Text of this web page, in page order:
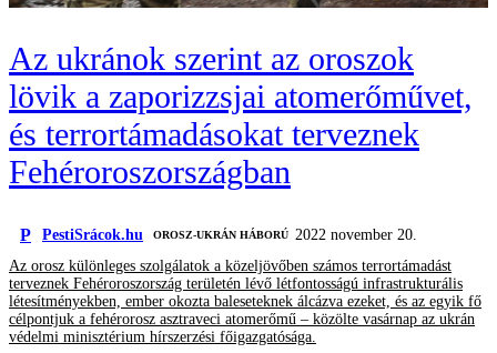
Az ukránok szerint az oroszok
lövik a zaporizzsjai atomerőművet,
és terrortámadásokat terveznek
Fehéroroszországban
P PestiSrácok.hu ‎ OROSZ-UKRÁN HÁBORÚ 2022 november 20.
Az orosz különleges szolgálatok a közeljövőben számos terrortámadást
terveznek Fehéroroszország területén lévő létfontosságú infrastrukturális
létesítményekben, ember okozta baleseteknek álcázva ezeket, és az egyik fő
célpontjuk a fehérorosz asztraveci atomerőmű – közölte vasárnap az ukrán
védelmi minisztérium hírszerzési főigazgatósága.